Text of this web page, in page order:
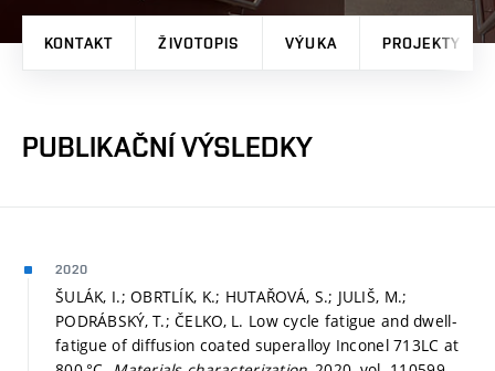
KONTAKT ŽIVOTOPIS VÝUKA PROJEKTY
PUBLIKAČNÍ VÝSLEDKY
2020
ŠULÁK, I.; OBRTLÍK, K.; HUTAŘOVÁ, S.; JULIŠ, M.;
PODRÁBSKÝ, T.; ČELKO, L. Low cycle fatigue and dwell-
fatigue of diffusion coated superalloy Inconel 713LC at